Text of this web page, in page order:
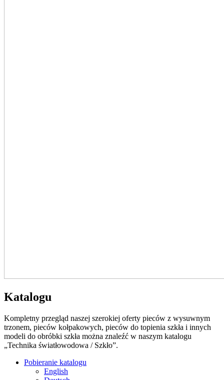
Katalogu
Kompletny przegląd naszej szerokiej oferty pieców z wysuwnym
trzonem, pieców kołpakowych, pieców do topienia szkła i innych
modeli do obróbki szkła można znaleźć w naszym katalogu
„Technika światłowodowa / Szkło”.
Pobieranie katalogu
English